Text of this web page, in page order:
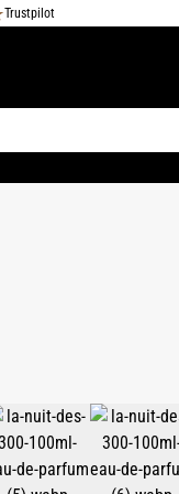
Trustpilot